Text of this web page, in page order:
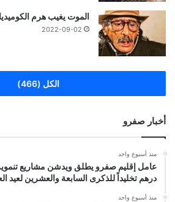
الموت يغيب هرم الكوميديا
2022-09-02
الكل (466)
أخبار صفرو
منذ أسبوع واحد
درهم تخليداً للذكرى السابعة والعشرين لعيد
منذ أسبوع واحد